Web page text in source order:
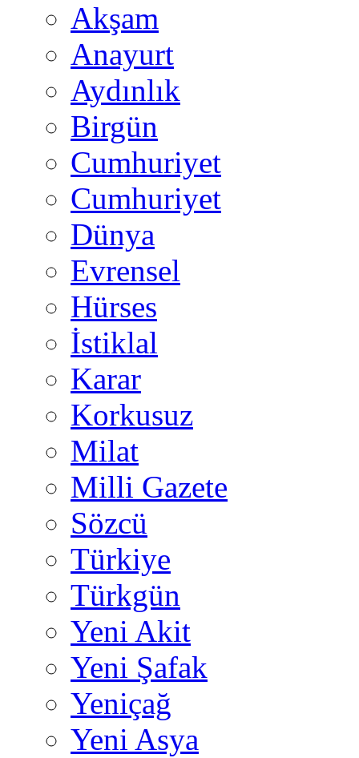
Akşam
Anayurt
Aydınlık
Birgün
Cumhuriyet
Cumhuriyet
Dünya
Evrensel
Hürses
İstiklal
Karar
Korkusuz
Milat
Milli Gazete
Sözcü
Türkiye
Türkgün
Yeni Akit
Yeni Şafak
Yeniçağ
Yeni Asya